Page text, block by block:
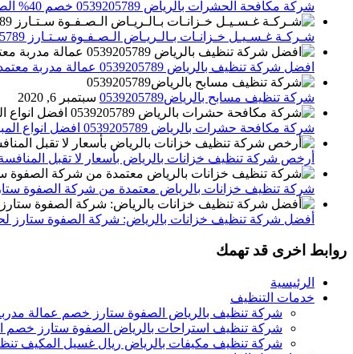
شركة مكافحة الحشرات بالرياض 0539205789 خصم 40% الصفوة ستارز لاباده الحشرات والقوارض
شـركـة غـسـيـل خـزانـات بـالـريـاض الـصـفـوة سـتـارز 0539205789
افضل شركة تنظيف بالرياض 0539205789 عمالة مدربة معتمده الصفوة ستارز
شركة تنظيف مسابح بالرياض0539205789 سبتمبر 6, 2020
شركة مكافحة حشرات بالرياض 0539205789 افضل انواع المبيدات للقضاء علي الحشرات
أرخص شركة تنظيف خزانات بالرياض بأسعار لا تقبل
شركة تنظيف خزانات بالرياض معتمدة من شركة الصفوة
أفضل شركة تنظيف خزانات بالرياض: شركة الصفوة ستارز
روابط اخرى قد تهمك
الرئيسية
خدمات التنظيف
شركة تنظيف بالرياض الصفوة ستارز خصم عمالة
شركة تنظيف استراحات بالرياض الصفوة ستارز خصم
شركة تنظيف مكيفات بالرياض ريال غسيل المكيف